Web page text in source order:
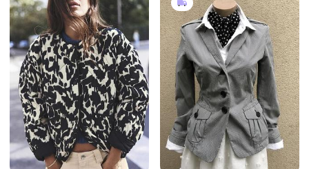
1850 грн 36
ZARA
Куртка піджак zara😍
1690 грн 11
Rene Lezard
Куртка-жакет,піджак,куртка
в біло-чорну